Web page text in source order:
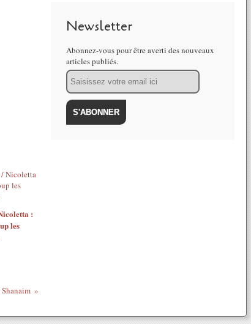
:
les
Newsletter
Abonnez-vous pour être averti des nouveaux
articles publiés.
Email